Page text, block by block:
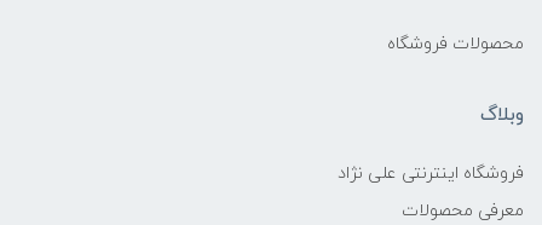
محصولات فروشگاه
وبلاگ
فروشگاه اینترنتی علی نژاد
معرفی محصولات